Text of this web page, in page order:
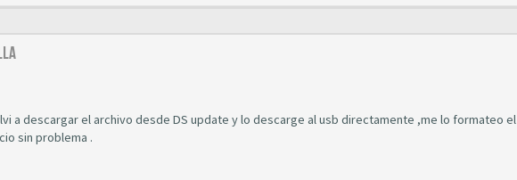
a descargar el archivo desde DS update y lo descarge al usb directamente ,me lo formateo el
sin problema .